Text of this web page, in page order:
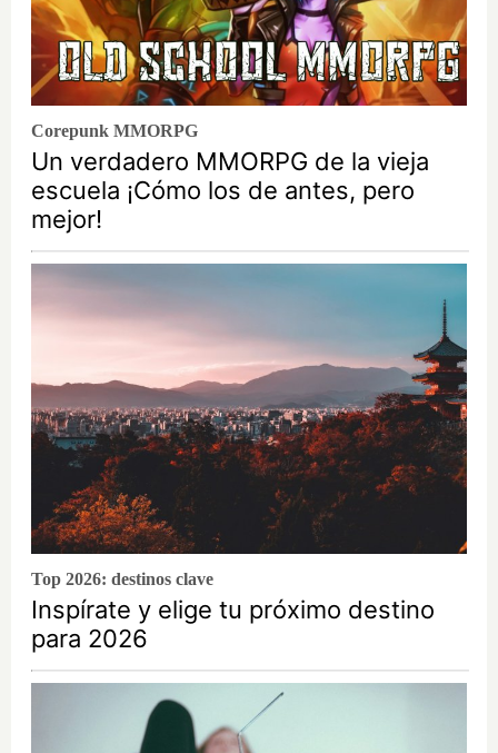
Corepunk MMORPG
Un verdadero MMORPG de la vieja
escuela ¡Cómo los de antes, pero
mejor!
Top 2026: destinos clave
Inspírate y elige tu próximo destino
para 2026